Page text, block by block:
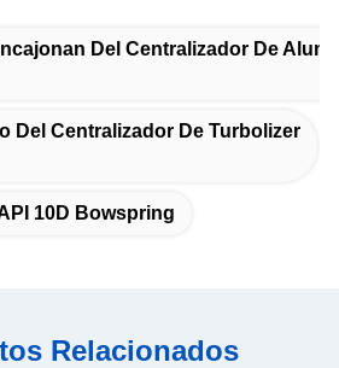
Del Centralizador De
Del Centralizador De Turbolizer
10D Bowspring
Relacionados